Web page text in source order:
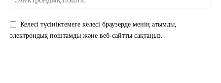
Келесі түсініктемеге келесі браузерде менің атымды,
электрондық поштамды және веб-сайтты сақтаңыз.